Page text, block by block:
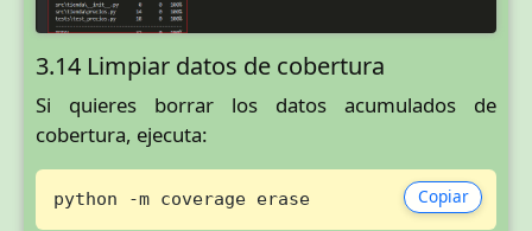
3.14 Limpiar datos de cobertura
Si quieres borrar los datos acumulados de
cobertura, ejecuta:
Copiar
python -m coverage erase